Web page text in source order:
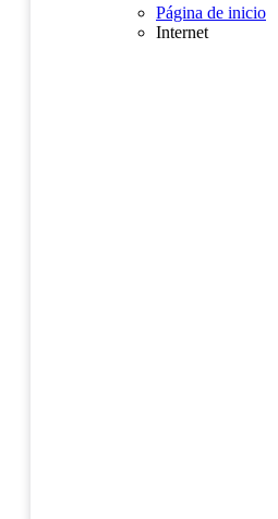
Página de inicio
Internet